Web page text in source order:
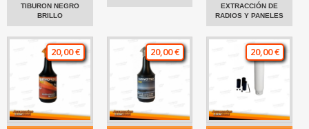
TIBURON NEGRO
BRILLO
EXTRACCIÓN DE
RADIOS Y PANELES
20,00 € 20,00 € 20,00 €